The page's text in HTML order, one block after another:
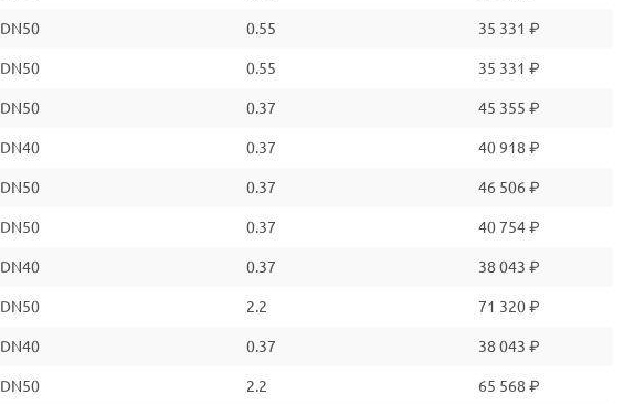
DN50 0.55 35 331 ₽
DN50 0.55 35 331 ₽
DN50 0.37 45 355 ₽
DN40 0.37 40 918 ₽
DN50 0.37 46 506 ₽
DN50 0.37 40 754 ₽
DN40 0.37 38 043 ₽
DN50 2.2 71 320 ₽
DN40 0.37 38 043 ₽
DN50 2.2 65 568 ₽